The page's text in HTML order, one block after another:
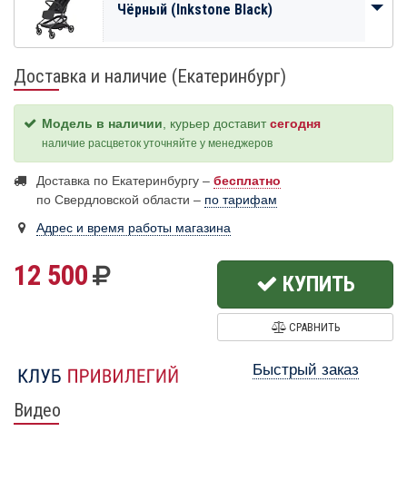
Чёрный (Inkstone Black)
Доставка и наличие (Екатеринбург)
Модель в наличии , курьер доставитсегодня
наличие расцветок уточняйте у менеджеров
Доставка по Екатеринбургу – бесплатно
по Свердловской области – по тарифам
Адрес и время работы магазина
12 500 КУПИТЬ
СРАВНИТЬ
Быстрый заказ
Видео